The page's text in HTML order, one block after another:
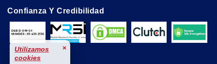
Confianza Y Credibilidad
Utilizamos
cookies
×